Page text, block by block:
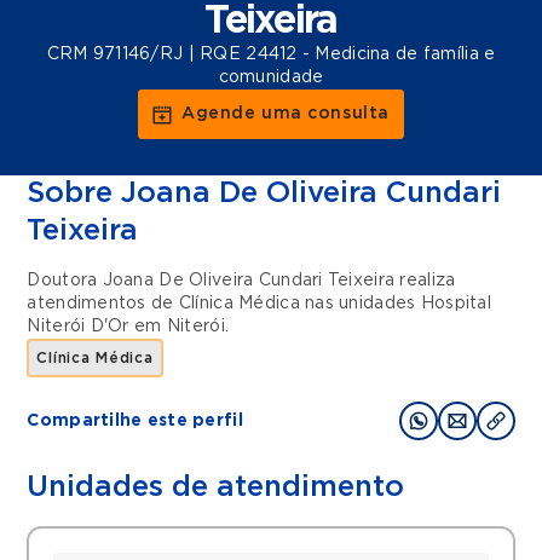
Teixeira
CRM 971146/RJ | RQE 24412 - Medicina de família e
comunidade
Agende uma consulta
Sobre Joana De Oliveira Cundari
Teixeira
Doutora Joana De Oliveira Cundari Teixeira realiza
atendimentos de Clínica Médica nas unidades
Hospital
Niterói D'Or em Niterói.
Clínica Médica
Compartilhe este perfil
Unidades de atendimento